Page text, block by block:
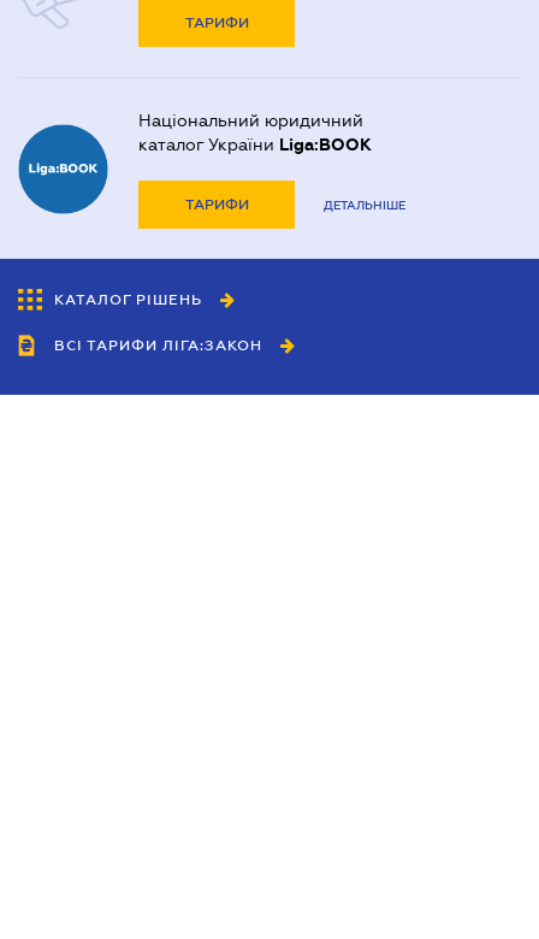
ТАРИФИ
Національний юридичний
каталог України Liga:BOOK
ТАРИФИ ДЕТАЛЬНІШЕ
КАТАЛОГ РІШЕНЬ
ВСІ ТАРИФИ ЛІГА:ЗАКОН